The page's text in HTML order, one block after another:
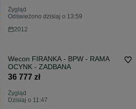
Żygląd
Odświeżono dzisiaj o 13:59
2012
Wecon FIRANKA - BPW - RAMA
OCYNK - ZADBANA
36 777 zł
Żygląd
Dzisiaj o 11:47